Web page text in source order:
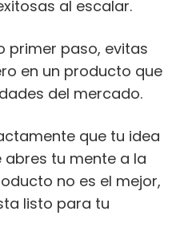
al escalar.
primer paso, evitas
en un producto que
del mercado.
que tu idea
tu mente a la
no es el mejor,
listo para tu